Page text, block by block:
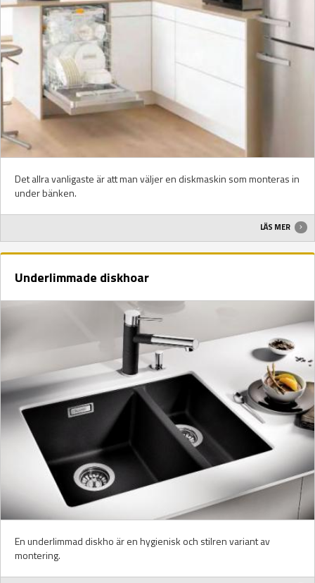
Det allra vanligaste är att man väljer en diskmaskin som monteras in
under bänken.
LÄS MER
Underlimmade diskhoar
En underlimmad diskho är en hygienisk och stilren variant av
montering.